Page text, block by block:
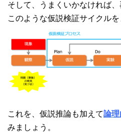
そして、うまくいかなければ、
このような仮説検証サイクルを
これを、仮説推論も加えて論
みましょう。